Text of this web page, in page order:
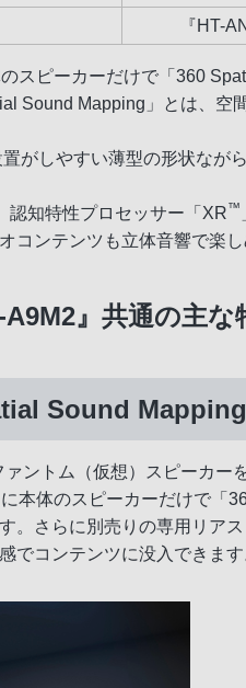
『HT-
スピーカーだけで「360
Sound Mapping」とは、
がしやすい薄型の形状な
認知特性プロセッサー「XR™
コンテンツも立体音響で楽し
A9M2』共通の主な
Sound Mapping
ントム（仮想）スピーカ
本体のスピーカーだけで
。さらに別売りの専用リア
でコンテンツに没入できます